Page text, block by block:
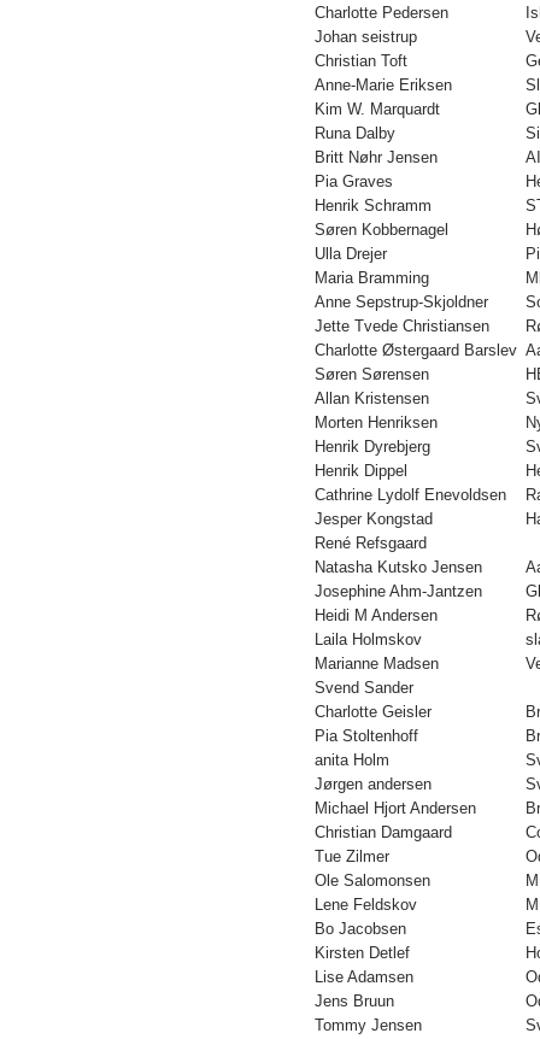
Charlotte Pedersen
Johan seistrup
Christian Toft
Anne-Marie Eriksen
Kim W. Marquardt
Runa Dalby
Britt Nøhr Jensen
Pia Graves
Henrik Schramm
Søren Kobbernagel
Ulla Drejer
Maria Bramming
Anne Sepstrup-Skjoldner
Jette Tvede Christiansen
Charlotte Østergaard Barslev
Søren Sørensen
Allan Kristensen
Morten Henriksen
Henrik Dyrebjerg
Henrik Dippel
Cathrine Lydolf Enevoldsen
Jesper Kongstad
René Refsgaard
Natasha Kutsko Jensen
Josephine Ahm-Jantzen
Heidi M Andersen
Laila Holmskov
Marianne Madsen
Svend Sander
Charlotte Geisler
Pia Stoltenhoff
anita Holm
Jørgen andersen
Michael Hjort Andersen
Christian Damgaard
Tue Zilmer
Ole Salomonsen
Lene Feldskov
Bo Jacobsen
Kirsten Detlef
Lise Adamsen
Jens Bruun
Tommy Jensen